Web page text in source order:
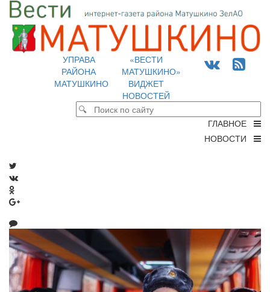
УПРАВА
РАЙОНА
МАТУШКИНО
«ВЕСТИ
МАТУШКИНО»
ВИДЖЕТ
НОВОСТЕЙ
ГЛАВНОЕ
НОВОСТИ